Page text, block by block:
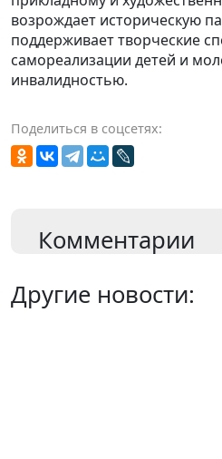
возрождает историческую
поддерживает творческие
самореализации детей и
инвалидностью.
Поделиться в соцсетях:
Комментарии
Другие новости: